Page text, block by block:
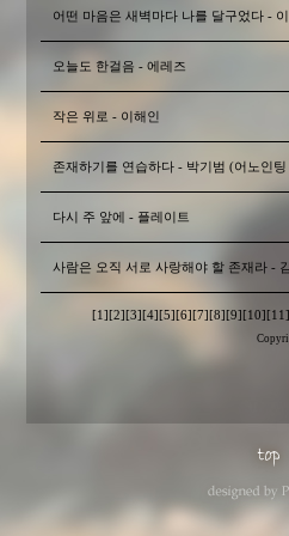
어떤 마음은 새벽마다 나를 달구었다 - 이
오늘도 한걸음 - 에레즈
작은 위로 - 이해인
존재하기를 연습하다 - 박기범 (어노인
다시 주 앞에 - 플레이트
사람은 오직 서로 사랑해야 할 존재라 -
[1] [2] [3] [4] [5] [6] [7] [8] [9] [10] [11]